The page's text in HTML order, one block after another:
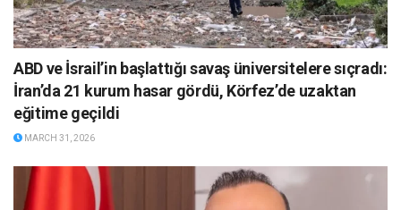
ABD ve İsrail’in başlattığı savaş üniversitelere sıçradı:
İran’da 21 kurum hasar gördü, Körfez’de uzaktan
eğitime geçildi
MARCH 31, 2026